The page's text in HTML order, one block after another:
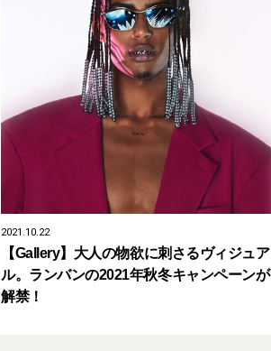
2021.10.22
【Gallery】大人の物欲に刺さるヴィジュア
ル。ランバンの2021年秋冬キャンペーンが
解禁！